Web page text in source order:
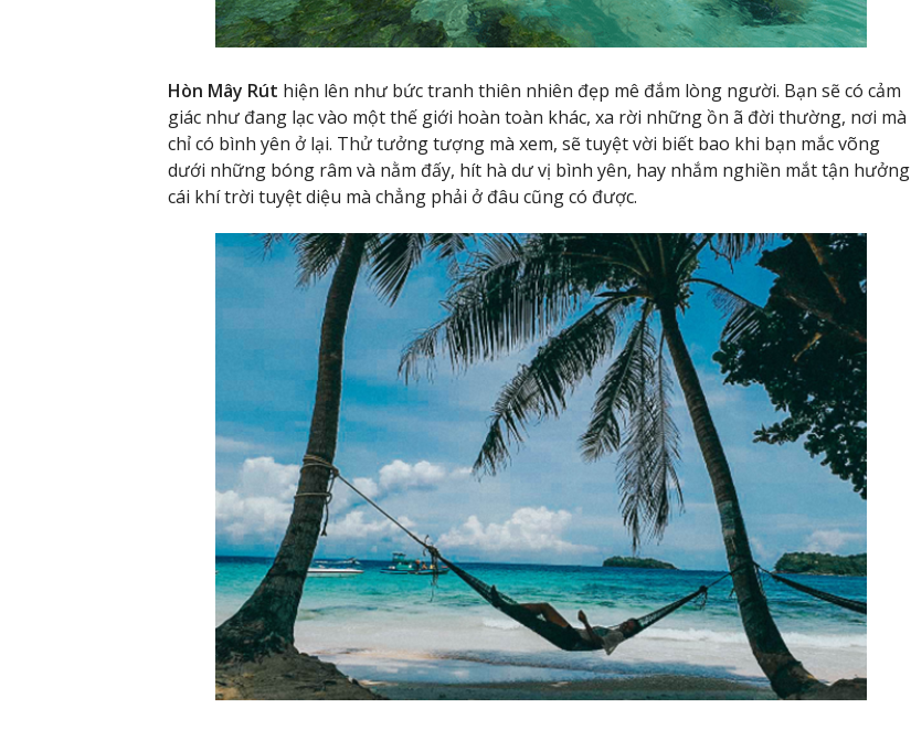
Hòn Mây Rút hiện lên như bức tranh thiên nhiên đẹp mê đắm lòng người. Bạn sẽ có cảm
giác như đang lạc vào một thế giới hoàn toàn khác, xa rời những ồn ã đời thường, nơi mà
chỉ có bình yên ở lại. Thử tưởng tượng mà xem, sẽ tuyệt vời biết bao khi bạn mắc võng
dưới những bóng râm và nằm đấy, hít hà dư vị bình yên, hay nhắm nghiền mắt tận hưởng
cái khí trời tuyệt diệu mà chẳng phải ở đâu cũng có được.